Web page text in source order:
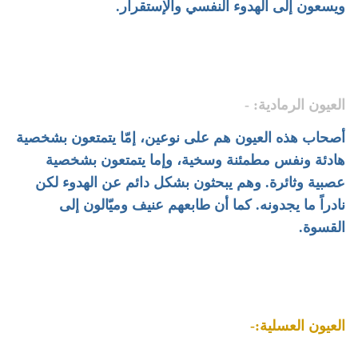
ويسعون إلى الهدوء النفسي والإستقرار.
العيون الرمادية: -
أصحاب هذه العيون هم على نوعين، إمّا يتمتعون بشخصية
هادئة ونفس مطمئنة وسخية، وإما يتمتعون بشخصية
عصبية وثائرة. وهم يبحثون بشكل دائم عن الهدوء لكن
نادراً ما يجدونه. كما أن طابعهم عنيف وميّالون إلى
القسوة.
العيون العسلية:-